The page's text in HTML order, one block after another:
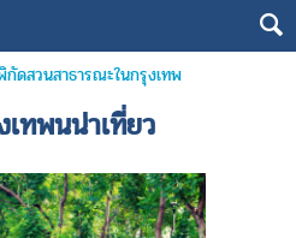
กัดสวนสาธารณะในกรุงเทพ
ทพนน่าเที่ยว